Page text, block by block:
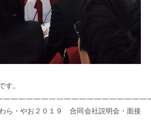
。
ら・やお２０１９ 合同会社説明会・面接